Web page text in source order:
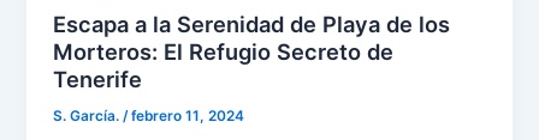
Escapa a la Serenidad de Playa de los
Morteros: El Refugio Secreto de
Tenerife
S. García. /febrero 11, 2024